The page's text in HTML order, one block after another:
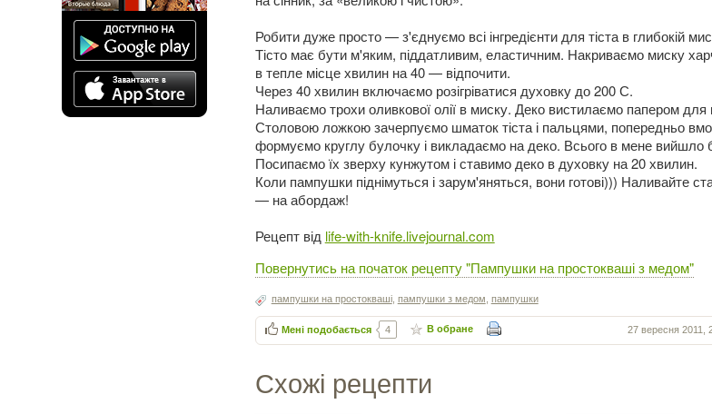
Робити дуже просто — з'єднуємо всі інгредієнти для тіста в глибокій
Тісто має бути м'яким, піддатливим, еластичним. Накриваємо миску
в тепле місце хвилин на 40 — відпочити.
Через 40 хвилин включаємо розігріватися духовку до 200 С.
Наливаємо трохи оливкової олії в миску. Деко вистилаємо папером для
Столовою ложкою зачерпуємо шматок тіста і пальцями, попередньо
формуємо круглу булочку і викладаємо на деко. Всього в мене вийшло
Посипаємо їх зверху кунжутом і ставимо деко в духовку на 20 хвилин.
Коли пампушки піднімуться і зарум'яняться, вони готові))) Наливайте
— на абордаж!
Рецепт від life-with-knife.livejournal.com
Повернутись на початок рецепту "Пампушки на простокваші з медом"
пампушки на простокваші, пампушки з медом пампушки
27 вересня 2011,
Мені подобається 4 В обране
Схожі рецепти